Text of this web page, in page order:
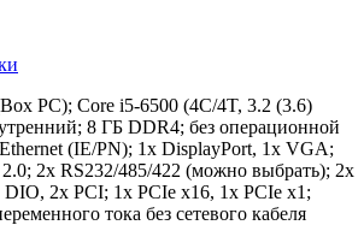
PC); Core i5-6500 (4C/4T, 3.2 (3.6)
8 ГБ DDR4; без операционной
(IE/PN); 1x DisplayPort, 1x VGA;
2x RS232/485/422 (можно выбрать); 2x
2x PCI; 1x PCIe x16, 1x PCIe x1;
тока без сетевого кабеля